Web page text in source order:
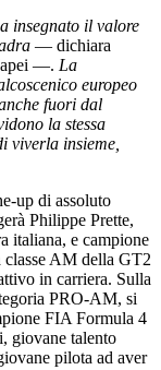
insegnato il valore
— dichiara
—. La
europeo
fuori dal
la stessa
viverla insieme,
up di assoluto
Philippe Prette,
italiana, e campione
classe AM della GT2
in carriera. Sulla
PRO-AM, si
FIA Formula 4
giovane talento
pilota ad aver